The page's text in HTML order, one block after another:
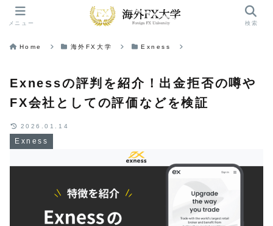
Home 海外FX大学 Exness
Exnessの評判を紹介！出金拒否の噂や
FX会社としての評価などを検証
Exness
2026.01.14
メニュー 検索